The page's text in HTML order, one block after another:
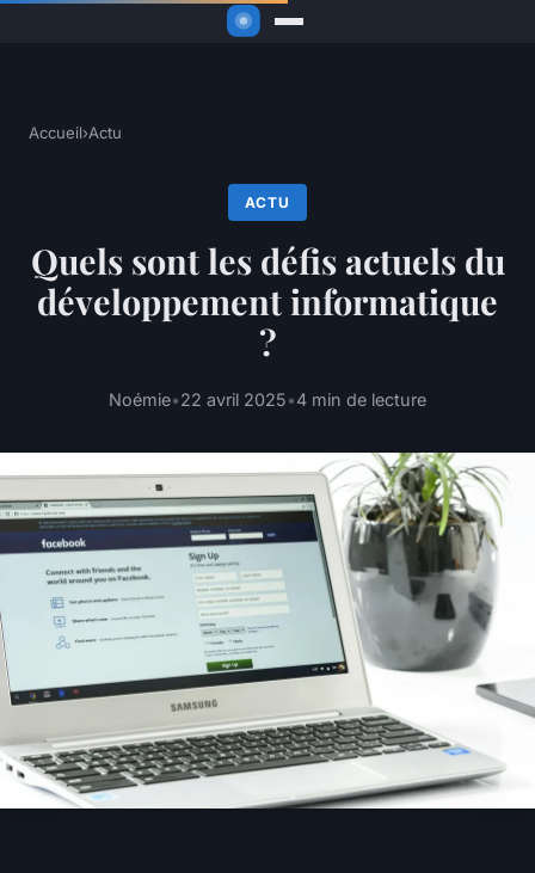
Accueil›Actu
ACTU
Quels sont les défis actuels du
développement informatique
?
Noémie•22 avril 2025•4 min de lecture